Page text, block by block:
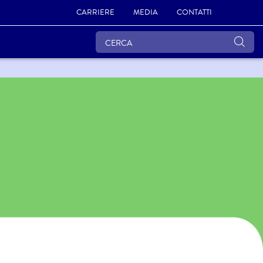
CARRIERE MEDIA CONTATTI